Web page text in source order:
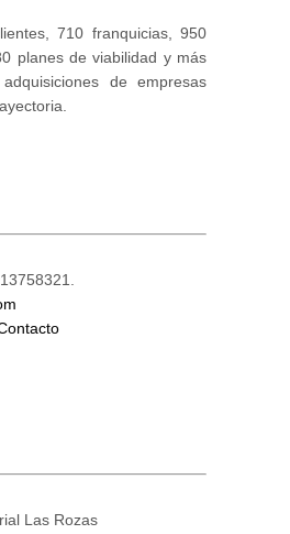
710 franquicias, 950
planes de viabilidad y más
de empresas
Las Rozas